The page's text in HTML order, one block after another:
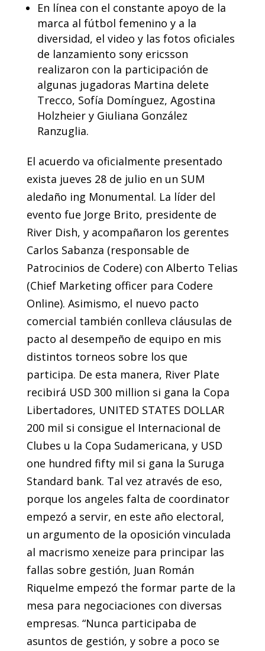
En línea con el constante apoyo de la
marca al fútbol femenino y a la
diversidad, el video y las fotos oficiales
de lanzamiento sony ericsson
realizaron con la participación de
algunas jugadoras Martina delete
Trecco, Sofía Domínguez, Agostina
Holzheier y Giuliana González
Ranzuglia.
El acuerdo va oficialmente presentado
exista jueves 28 de julio en un SUM
aledaño ing Monumental. La líder del
evento fue Jorge Brito, presidente de
River Dish, y acompañaron los gerentes
Carlos Sabanza (responsable de
Patrocinios de Codere) con Alberto Telias
(Chief Marketing officer para Codere
Online). Asimismo, el nuevo pacto
comercial también conlleva cláusulas de
pacto al desempeño de equipo en mis
distintos torneos sobre los que
participa. De esta manera, River Plate
recibirá USD 300 million si gana la Copa
Libertadores, UNITED STATES DOLLAR
200 mil si consigue el Internacional de
Clubes u la Copa Sudamericana, y USD
one hundred fifty mil si gana la Suruga
Standard bank. Tal vez através de eso,
porque los angeles falta de coordinator
empezó a servir, en este año electoral,
un argumento de la oposición vinculada
al macrismo xeneize para principar las
fallas sobre gestión, Juan Román
Riquelme empezó the formar parte de la
mesa para negociaciones con diversas
empresas. “Nunca participaba de
asuntos de gestión, y sobre a poco se